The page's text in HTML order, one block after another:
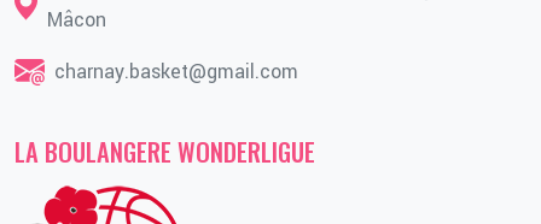
Mâcon
charnay.basket@gmail.com
LA BOULANGERE WONDERLIGUE